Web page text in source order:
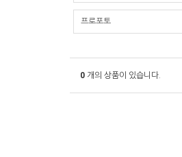
프로포토
0 개의 상품이 있습니다.